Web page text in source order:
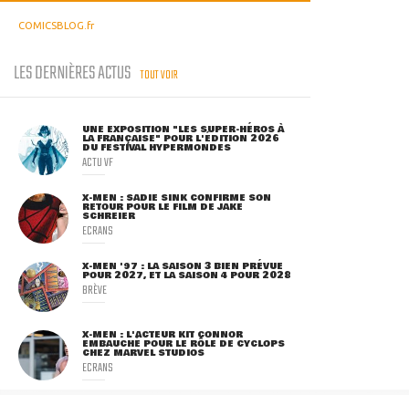
COMICSBLOG.fr
LES DERNIÈRES ACTUS TOUT VOIR
UNE EXPOSITION "LES SUPER-HÉROS À
LA FRANÇAISE" POUR L'ÉDITION 2026
DU FESTIVAL HYPERMONDES
ACTU VF
X-MEN : SADIE SINK CONFIRME SON
RETOUR POUR LE FILM DE JAKE
SCHREIER
ECRANS
X-MEN '97 : LA SAISON 3 BIEN PRÉVUE
POUR 2027, ET LA SAISON 4 POUR 2028
BRÈVE
X-MEN : L'ACTEUR KIT CONNOR
EMBAUCHÉ POUR LE RÔLE DE CYCLOPS
CHEZ MARVEL STUDIOS
ECRANS